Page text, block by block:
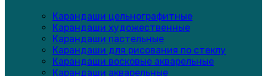
Карандаши цельнографитные
Карандаши художественные
Карандаши пастельные
Карандаши для рисования по стеклу
Карандаши восковые акварельные
Карандаши акварельные